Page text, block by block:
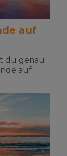
auf
du genau
auf